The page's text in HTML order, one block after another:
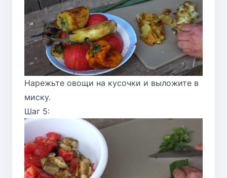
Нарежьте овощи на кусочки и выложите в
миску.
Шаг 5: